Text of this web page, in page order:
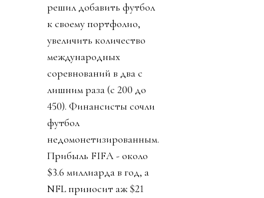
решил добавить футбол
к своему портфолио,
увеличить количество
международных
соревнований в два с
лишним раза (с 200 до
450). Финансисты сочли
футбол
недомонетизированным.
Прибыль FIFA - около
$3.6 миллиарда в год, а
NFL приносит аж $21